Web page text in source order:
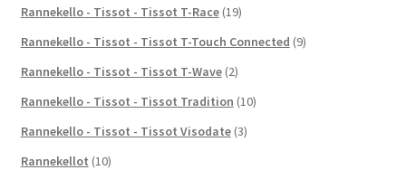
Rannekello - Tissot - Tissot T-Race (19)
Rannekello - Tissot - Tissot T-Touch Connected (9)
Rannekello - Tissot - Tissot T-Wave (2)
Rannekello - Tissot - Tissot Tradition (10)
Rannekello - Tissot - Tissot Visodate (3)
Rannekellot (10)